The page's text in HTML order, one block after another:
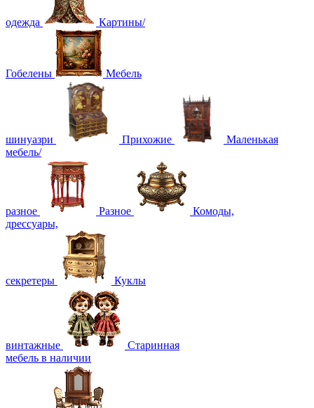
одежда Картины/
Гобелены Мебель
шинуазри Прихожие
Маленькая
мебель/
разное Разное
Комоды,
дрессуары,
секретеры Куклы
винтажные
Старинная
мебель в наличии